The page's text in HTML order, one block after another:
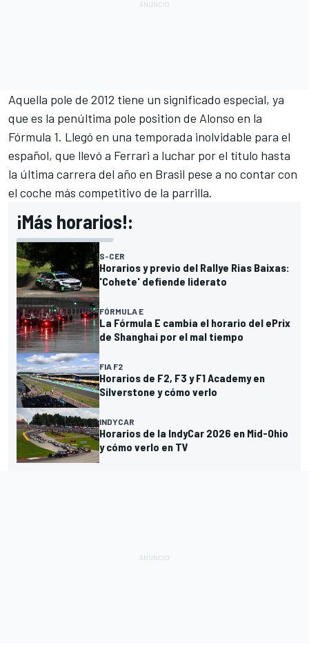
Aquella pole de 2012 tiene un significado especial, ya
que es la penúltima pole position de Alonso en la
Fórmula 1. Llegó en una temporada inolvidable para el
español, que llevó a Ferrari a luchar por el título hasta
la última carrera del año en Brasil pese a no contar con
el coche más competitivo de la parrilla.
¡Más horarios!:
S-CER
Horarios y previo del Rallye Rias Baixas:
'Cohete' defiende liderato
FÓRMULA E
La Fórmula E cambia el horario del ePrix
de Shanghai por el mal tiempo
FIA F2
Horarios de F2, F3 y F1 Academy en
Silverstone y cómo verlo
INDYCAR
Horarios de la IndyCar 2026 en Mid-Ohio
y cómo verlo en TV